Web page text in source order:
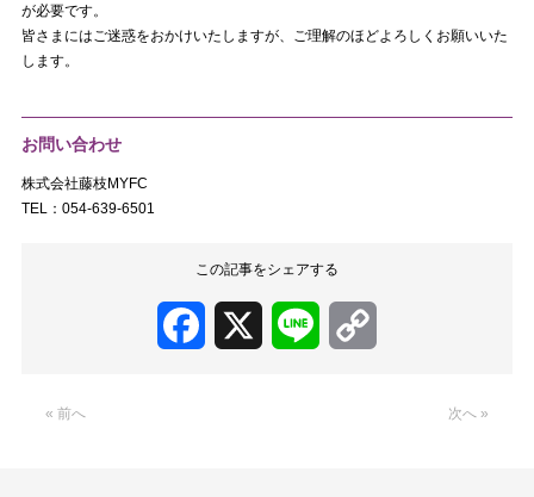
が必要です。
皆さまにはご迷惑をおかけいたしますが、ご理解のほどよろしくお願いいた
します。
お問い合わせ
株式会社藤枝MYFC
TEL：054-639-6501
この記事をシェアする
Facebook Line
« 前へ 次へ »